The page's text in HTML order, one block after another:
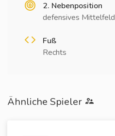
2. Nebenposition
defensives Mittelfeld
Fuß
Rechts
Ähnliche Spieler